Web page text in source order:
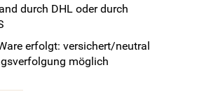
durch DHL oder durch
erfolgt: versichert/neutral
möglich